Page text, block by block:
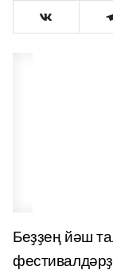
Беҙҙең йәш